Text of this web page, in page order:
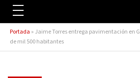
Portada » Jaime Torres entrega pavimentación en
de mil 500 habitantes